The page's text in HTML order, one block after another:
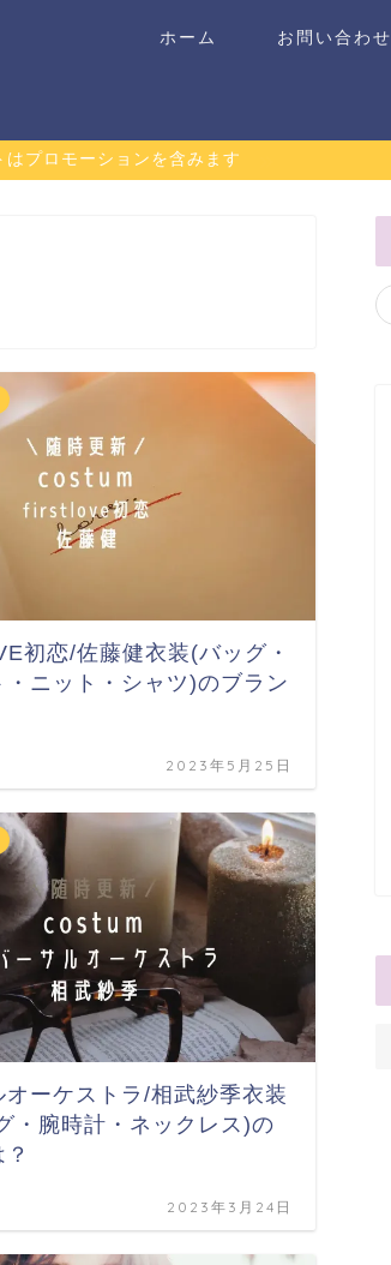
ホーム お問い合わせ
はプロモーションを含みます
初恋/佐藤健衣装(バッグ・
・ニット・シャツ)のブラン
2023年5月25日
オーケストラ/相武紗季衣装
・腕時計・ネックレス)の
2023年3月24日